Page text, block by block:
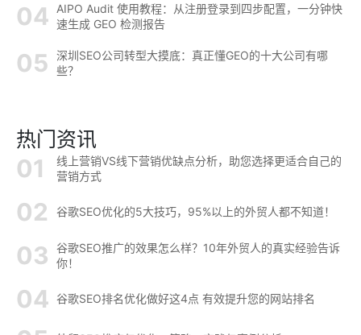
AIPO Audit 使用教程：从注册登录到四步配置，一分钟快
速生成 GEO 检测报告
深圳SEO公司转型大摸底：真正懂GEO的十大公司有哪
些？
热门资讯
线上营销VS线下营销优缺点分析，助您选择更适合自己的
营销方式
谷歌SEO优化的5大技巧，95%以上的外贸人都不知道！
谷歌SEO推广的效果怎么样？10年外贸人的真实经验告诉
你！
谷歌SEO排名优化做好这4点 有效提升您的网站排名